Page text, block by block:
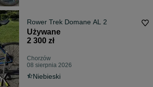
Rower Trek Domane AL 2
Używane
2 300 zł
Chorzów
08 sierpnia 2026
Niebieski